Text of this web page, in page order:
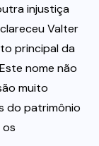
injustiça
Valter
principal da
nome não
muito
do patrimônio